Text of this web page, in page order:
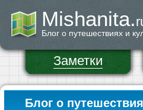
Mishanita.
Блог о путешествиях и
Заметки
Блог о